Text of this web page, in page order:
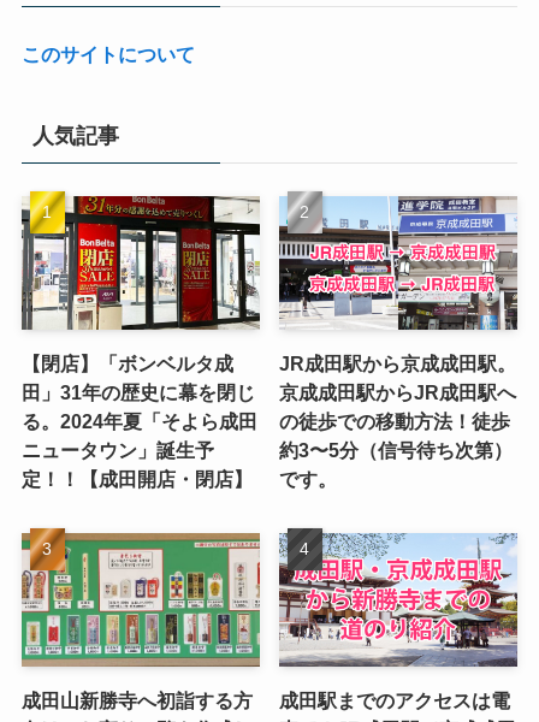
このサイトについて
人気記事
【閉店】「ボンベルタ成
田」31年の歴史に幕を閉じ
る。2024年夏「そよら成田
ニュータウン」誕生予
定！！【成田開店・閉店】
JR成田駅から京成成田駅。
京成成田駅からJR成田駅へ
の徒歩での移動方法！徒歩
約3〜5分（信号待ち次第）
です。
成田山新勝寺へ初詣する方
成田駅までのアクセスは電